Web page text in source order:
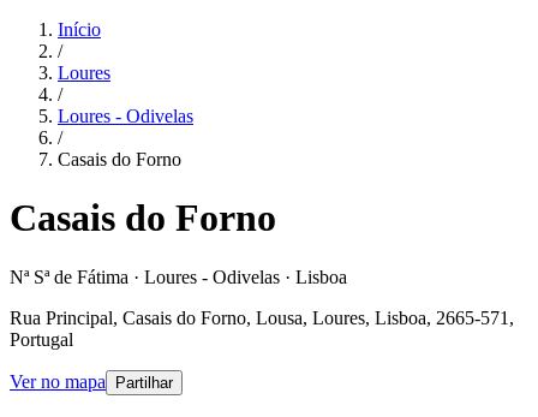
Início
/
Loures
/
Loures - Odivelas
/
Casais do Forno
Casais do Forno
Nª Sª de Fátima · Loures - Odivelas · Lisboa
Rua Principal, Casais do Forno, Lousa, Loures, Lisboa, 2665-571,
Portugal
Ver no mapa Partilhar